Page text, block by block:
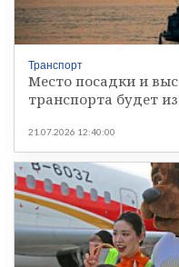
Транспорт
Место посадки и
транспорта будет
21.07.2026 12:40:00